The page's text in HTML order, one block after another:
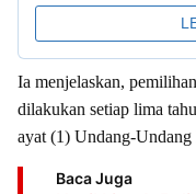
Ia menjelaskan,
dilakukan setiap lima
ayat (1) Undang-
Baca Juga